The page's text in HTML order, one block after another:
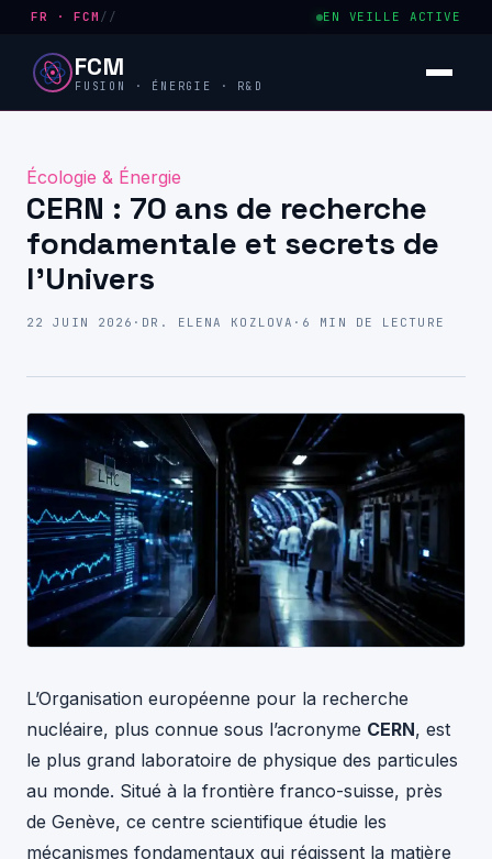
FR · FCM // EN VEILLE ACTIVE
FCM
FUSION · ÉNERGIE · R&D
Écologie & Énergie
CERN : 70 ans de recherche
fondamentale et secrets de
l’Univers
22 JUIN 2026 · DR. ELENA KOZLOVA · 6 MIN DE LECTURE
L’Organisation européenne pour la recherche
nucléaire, plus connue sous l’acronyme CERN, est
le plus grand laboratoire de physique des particules
au monde. Situé à la frontière franco-suisse, près
de Genève, ce centre scientifique étudie les
mécanismes fondamentaux qui régissent la matière